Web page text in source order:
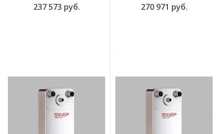
237 573 руб. 270 971 руб.